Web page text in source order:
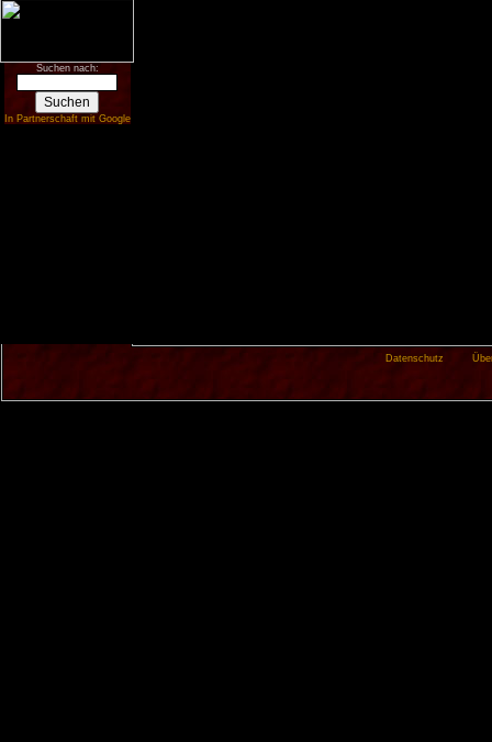
Suchen nach:
In Partnerschaft mit Google
Datenschutz